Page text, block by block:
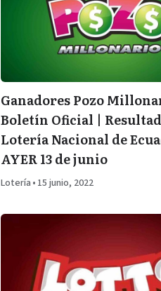
Ganadores Pozo
Boletín Oficial |
Lotería Nacional de
AYER 13 de junio
Lotería • 15 junio, 2022